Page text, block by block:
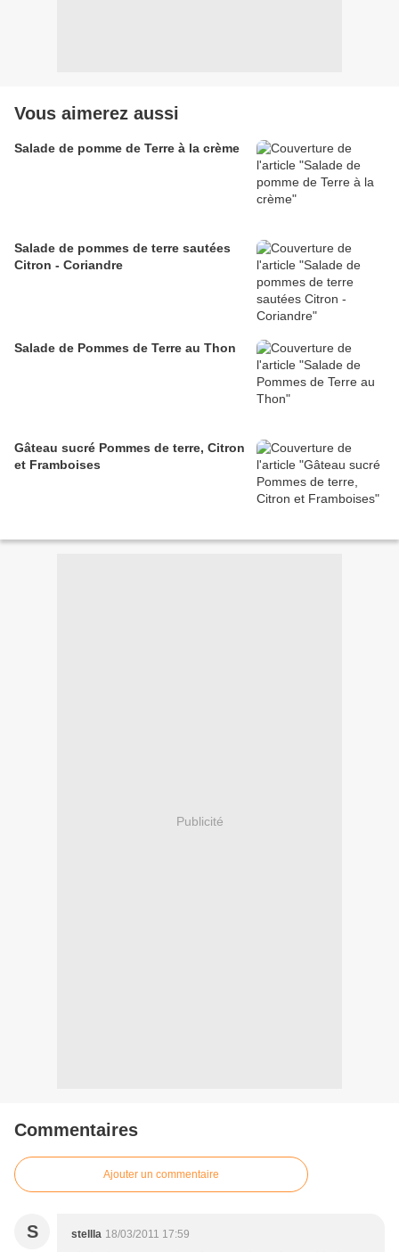
Vous aimerez aussi
Salade de pomme de Terre à la crème
Salade de pommes de terre sautées
Citron - Coriandre
Salade de Pommes de Terre au Thon
Gâteau sucré Pommes de terre, Citron
et Framboises
Publicité
Commentaires
Ajouter un commentaire
S stellla 18/03/2011 17:59